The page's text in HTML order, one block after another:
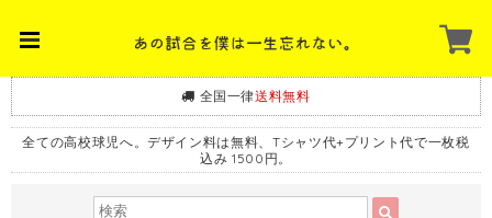
全国一律送料無料
全ての高校球児へ。デザイン料は無料、Tシャツ代+プリント代で一枚税
込み 1500円。